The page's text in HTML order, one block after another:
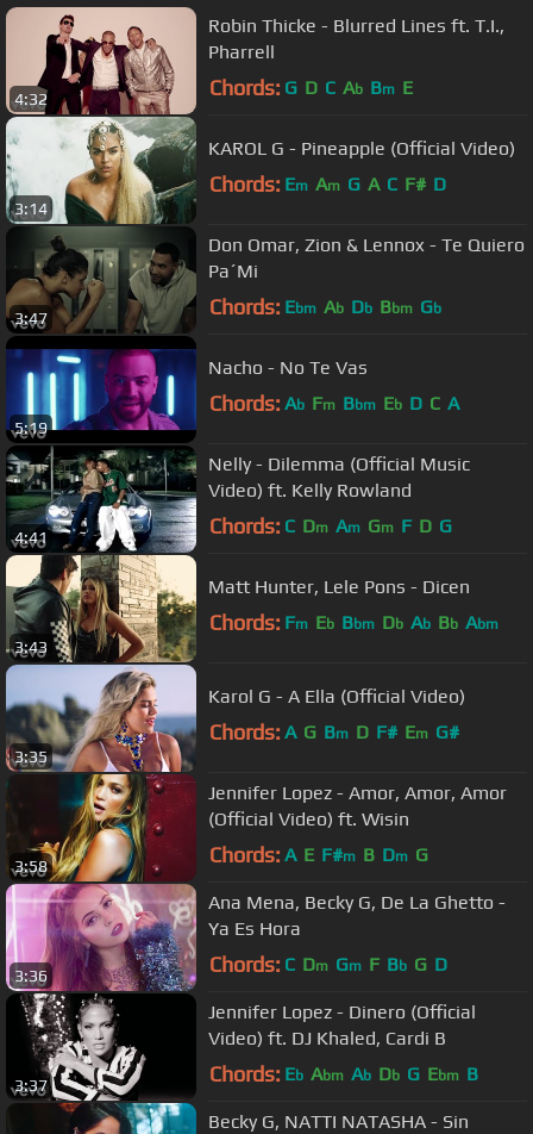
4:32
Robin Thicke - Blurred Lines ft. T.I.,
Pharrell
Chords: G D C Ab Bm E
3:14
KAROL G - Pineapple (Official Video)
Chords: Em Am G A C F# D
3:47
Don Omar, Zion & Lennox - Te Quiero
Pa´Mi
Chords: Ebm Ab Db Bbm Gb
5:19
Nacho - No Te Vas
Chords: Ab Fm Bbm Eb D C A
4:41
Nelly - Dilemma (Official Music
Video) ft. Kelly Rowland
Chords: C Dm Am Gm F D G
3:43
Matt Hunter, Lele Pons - Dicen
Chords: Fm Eb Bbm Db Ab Bb Abm
3:35
Karol G - A Ella (Official Video)
Chords: A G Bm D F# Em G#
3:58
Jennifer Lopez - Amor, Amor, Amor
(Official Video) ft. Wisin
Chords: A E F#m B Dm G
3:36
Ana Mena, Becky G, De La Ghetto -
Ya Es Hora
Chords: C Dm Gm F Bb G D
3:37
Jennifer Lopez - Dinero (Official
Video) ft. DJ Khaled, Cardi B
Chords: Eb Abm Ab Db G Ebm B
Becky G, NATTI NATASHA - Sin